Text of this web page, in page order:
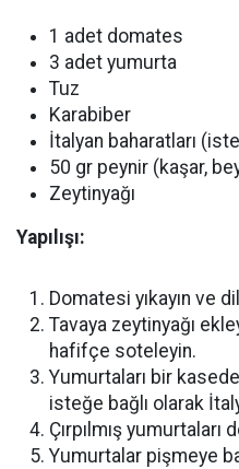
1 adet domates
3 adet yumurta
Tuz
Karabiber
İtalyan baharatları
50 gr peynir (kaşar,
Zeytinyağı
Yapılışı:
Domatesi yıkayın ve
Tavaya zeytinyağı
hafifçe soteleyin.
Yumurtaları bir
isteğe bağlı olarak
Çırpılmış
Yumurtalar pişmeye